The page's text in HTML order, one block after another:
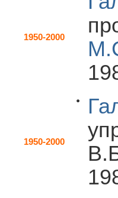
1950-2000
1950-2000